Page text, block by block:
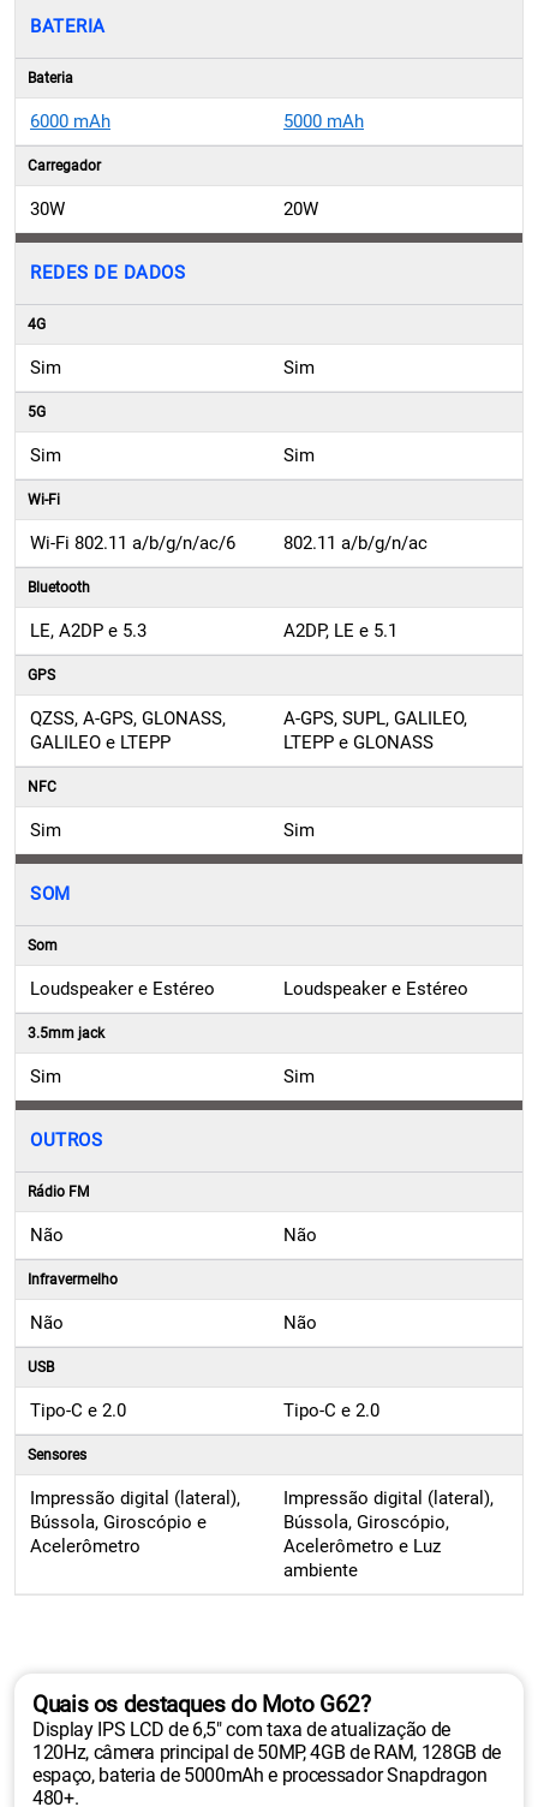
BATERIA
Bateria
6000 mAh 5000 mAh
Carregador
30W 20W
REDES DE DADOS
4G
Sim Sim
5G
Sim Sim
Wi-Fi
Wi-Fi 802.11 a/b/g/n/ac/6 802.11 a/b/g/n/ac
Bluetooth
LE, A2DP e 5.3 A2DP, LE e 5.1
GPS
QZSS, A-GPS, GLONASS,
GALILEO e LTEPP
A-GPS, SUPL, GALILEO,
LTEPP e GLONASS
NFC
Sim Sim
SOM
Som
Loudspeaker e Estéreo Loudspeaker e Estéreo
3.5mm jack
Sim Sim
OUTROS
Rádio FM
Não Não
Infravermelho
Não Não
USB
Tipo-C e 2.0 Tipo-C e 2.0
Sensores
Impressão digital (lateral),
Bússola, Giroscópio e
Acelerômetro
Impressão digital (lateral),
Bússola, Giroscópio,
Acelerômetro e Luz
ambiente
Quais os destaques do Moto G62?
Display IPS LCD de 6,5" com taxa de atualização de
120Hz, câmera principal de 50MP, 4GB de RAM, 128GB de
espaço, bateria de 5000mAh e processador Snapdragon
480+.